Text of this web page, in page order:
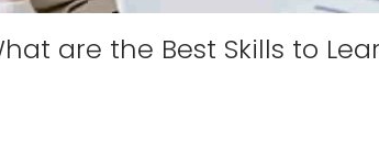
(What are the Best Skills to